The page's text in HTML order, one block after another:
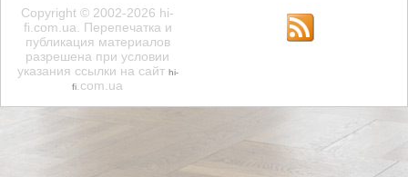
Copyright © 2002-2026 hi-
fi.com.ua. Перепечатка и
публикация материалов
разрешена при условии
указания ссылки на сайт hi-
fi .com.ua